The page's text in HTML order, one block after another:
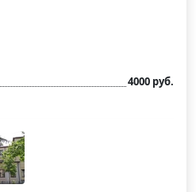
4000 руб.